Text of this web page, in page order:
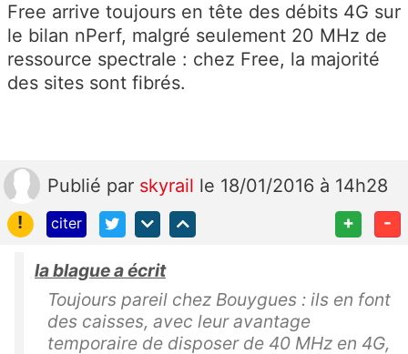
Free arrive toujours en tête des débits 4G sur
le bilan nPerf, malgré seulement 20 MHz de
ressource spectrale : chez Free, la majorité
des sites sont fibrés.
Publié par skyrail le 18/01/2016 à 14h28
!
citer + -
la blague a écrit
Toujours pareil chez Bouygues : ils en font
des caisses, avec leur avantage
temporaire de disposer de 40 MHz en 4G,